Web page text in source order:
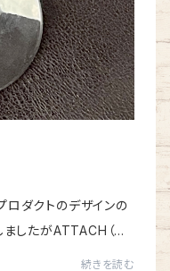
ダクトのデザインの
ましたがATTACH（ベ
着想は和装で使う「根
続きを読む